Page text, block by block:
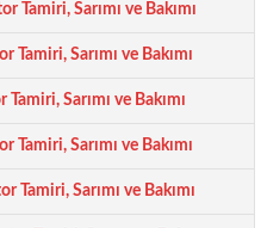
Tamiri, Sarımı ve Bakımı
Tamiri, Sarımı ve Bakımı
Sarımı ve Bakımı
Sarımı ve Bakımı
Tamiri, Sarımı ve Bakımı